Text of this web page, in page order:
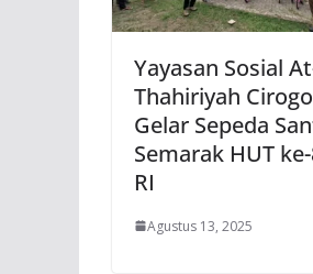
Yayasan Sosial
Thahiriyah
Gelar Sepeda
Semarak HUT
RI
Agustus 13, 2025